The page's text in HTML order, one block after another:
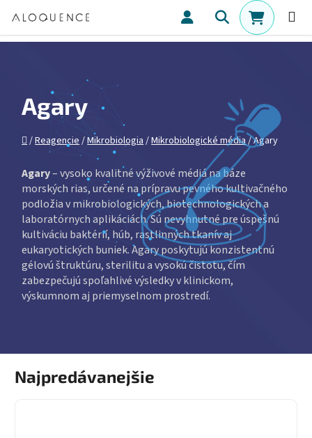
Hľadať
Agary
Domov
/Reagencie /Mikrobiologia /Mikrobiologické média/Agary
Agary– vysoko kvalitné výživové médiá na báze
morských rias, určené na prípravu pevného kultivačného
podložia v mikrobiologických, biotechnologických a
laboratórnych aplikáciách. Sú nevyhnutné pre úspešnú
kultiváciu baktérií, húb, rastlinných tkanív aj
eukaryotických buniek. Agary poskytujú konzistentnú
gélovú štruktúru, sterilitu a vysokú čistotu, čím
zabezpečujú spoľahlivé výsledky v klinickom,
výskumnom aj priemyselnom prostredí.
Najpredávanejšie